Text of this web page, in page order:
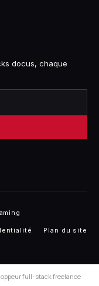
docus, chaque
Plan du site
full-stack freelance